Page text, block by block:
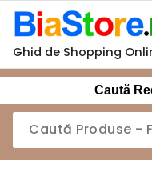
Sari
conținut
Ghid de Shopping
Caută